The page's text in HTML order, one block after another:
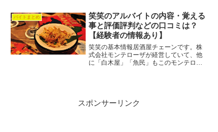
ます。また、店舗形態にも...
バイトまとめ
笑笑のアルバイトの内容・覚える
事と評価評判などの口コミは？
【経験者の情報あり】
笑笑の基本情報居酒屋チェーンです。株
式会社モンテローザが経営していて、他
に「白木屋」「魚民」もこのモンテロー
スポンサーリンク